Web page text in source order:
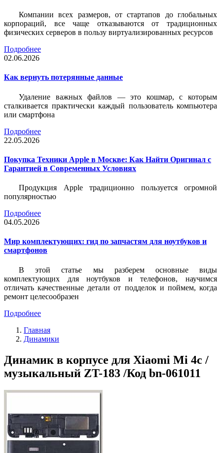
Компании всех размеров, от стартапов до глобальных
корпораций, все чаще отказываются от традиционных
физических серверов в пользу виртуализированных ресурсов
Подробнее
02.06.2026
Как вернуть потерянные данные
Удаление важных файлов — это кошмар, с которым
сталкивается практически каждый пользователь компьютера
или смартфона
Подробнее
22.05.2026
Покупка Техники Apple в Москве: Как Найти Оригинал с
Гарантией в Современных Условиях
Продукция Apple традиционно пользуется огромной
популярностью
Подробнее
04.05.2026
Мир комплектующих: гид по запчастям для ноутбуков и
смартфонов
В этой статье мы разберем основные виды
комплектующих для ноутбуков и телефонов, научимся
отличать качественные детали от подделок и поймем, когда
ремонт целесообразен
Подробнее
Главная
Динамики
Динамик в корпусе для Xiaomi Mi 4c /
музыкальный ZT-183 /Код bn-061011